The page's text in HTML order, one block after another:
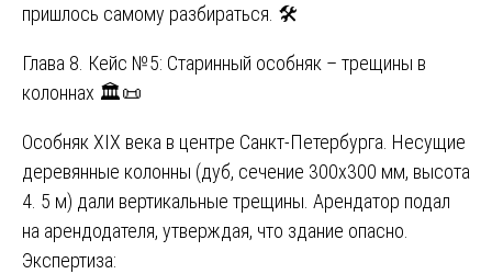
пришлось самому разбираться. 🛠️
Глава 8. Кейс №5: Старинный особняк – трещины в
колоннах 🏛️📜
Особняк XIX века в центре Санкт-Петербурга. Несущие
деревянные колонны (дуб, сечение 300х300 мм, высота
4. 5 м) дали вертикальные трещины. Арендатор подал
на арендодателя, утверждая, что здание опасно.
Экспертиза: